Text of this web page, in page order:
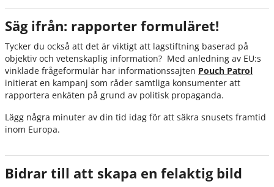
Säg ifrån: rapporter formuläret!
Tycker du också att det är viktigt att lagstiftning baserad på
objektiv och vetenskaplig information? Med anledning av EU:s
vinklade frågeformulär har informationssajten Pouch Patrol
initierat en kampanj som råder samtliga konsumenter att
rapportera enkäten på grund av politisk propaganda.
Lägg några minuter av din tid idag för att säkra snusets framtid
inom Europa.
Bidrar till att skapa en felaktig bild